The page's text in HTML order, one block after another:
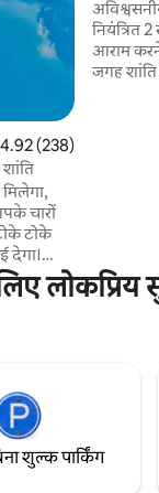
रेटिंग 5 में से 4.92, 238
4.92 (238)
चारों
टोके
देगा।
एक रास्ते
जगह
का मज़ा
तक पहुंच
नियंत्रित
आराम
जगह शांति और गोपनीयता की तलाश करने वालों के
लोकप्रिय
शुल्क पार्किंग